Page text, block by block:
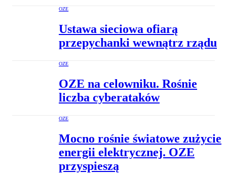
OZE
Ustawa sieciowa ofiarą
przepychanki wewnątrz rządu
OZE
OZE na celowniku. Rośnie
liczba cyberataków
OZE
Mocno rośnie światowe zużycie
energii elektrycznej. OZE
przyspieszą